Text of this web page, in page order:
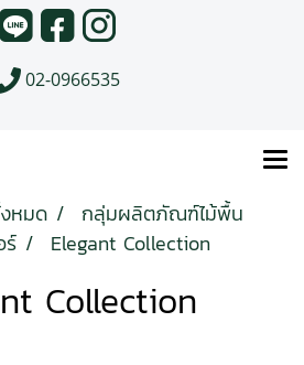
02-0966535
หมด
กลุ่มผลิตภัณฑ์ไม้พื้น
ร์
Elegant Collection
Collection